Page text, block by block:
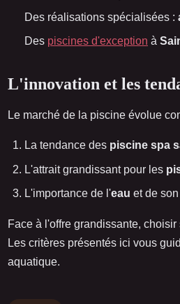
Des réalisations spécialisées :
Des piscines d'exception à
L'innovation et les
Le marché de la piscine évolue
La tendance des piscine spa
L'attrait grandissant pour les
L'importance de l'eau et de
Face à l'offre grandissante, choisir
Les critères présentés ici vous
aquatique.